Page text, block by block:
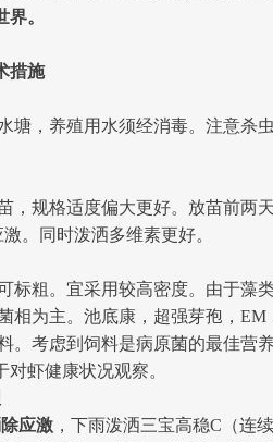
。
措施
养殖用水须经消毒。注意杀虫
格适度偏大更好。放苗前两天
。同时泼洒多维素更好。
。宜采用较高密度。由于藻类
为主。池底康，超强芽孢，EM
虑到饲料是病原菌的最佳营养
对虾健康状况观察。
应激 ，下雨泼洒三宝高稳C（连